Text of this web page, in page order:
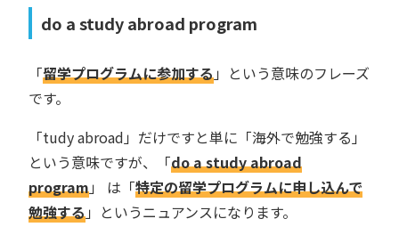
do a study abroad program
「留学プログラムに参加する」という意味のフレーズ
です。
「tudy abroad」だけですと単に「海外で勉強する」
という意味ですが、「do a study abroad
program」 は「特定の留学プログラムに申し込んで
勉強する」というニュアンスになります。